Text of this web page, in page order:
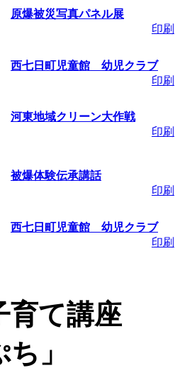
流広場「
07/13～2026/
08/10～2026/
子育て講
2026/08/10～
ん子育て講
2026/08/10～
暑い！コ
ーション
原爆被災写真パネル展
印刷
西七日町児童館 幼児クラブ
印刷
河東地域クリーン大作戦
印刷
被爆体験伝承講話
印刷
西七日町児童館 幼児クラブ
印刷
育て講座
」